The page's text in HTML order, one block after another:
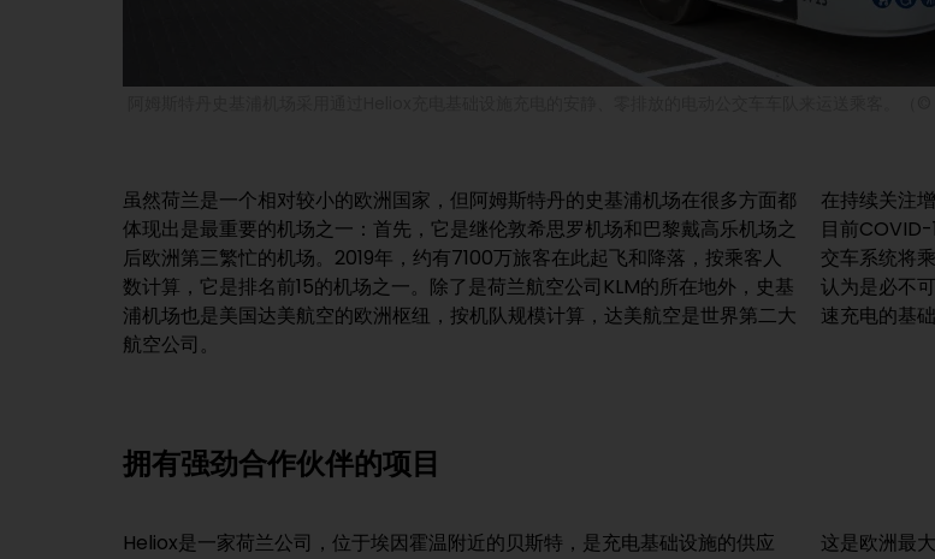
虽然荷兰是一个相对较小的欧洲国家，但阿姆斯特丹的史基浦机场在很多方面都
体现出是最重要的机场之一：首先，它是继伦敦希思罗机场和巴黎戴高乐机场之
后欧洲第三繁忙的机场。2019年，约有7100万旅客在此起飞和降落，按乘客人
数计算，它是排名前15的机场之一。除了是荷兰航空公司KLM的所在地外，史基
浦机场也是美国达美航空的欧洲枢纽，按机队规模计算，达美航空是世界第二大
航空公司。
在持续关注
目前
交车系统将
认为是必不
速充电的基
拥有强劲合作伙伴的项目
Heliox是一家荷兰公司，位于埃因霍温附近的贝斯特，是充电基础设施的供应
这是欧洲最大的电动车队。这些公交车是由同样位于荷兰的VDL Bus & Coach